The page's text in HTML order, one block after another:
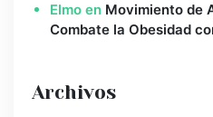
Elmo en Movimiento de
Combate la Obesidad
Archivos